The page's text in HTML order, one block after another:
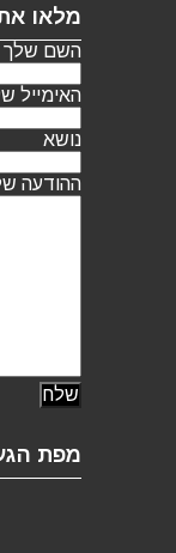
מלאו
השם שלך
האימייל
נושא
ההודעה
מפת